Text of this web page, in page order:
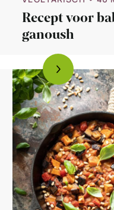
Recept voor
ganoush